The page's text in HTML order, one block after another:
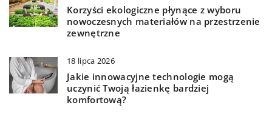
Korzyści ekologiczne płynące z wyboru
nowoczesnych materiałów na przestrzenie
zewnętrzne
18 lipca 2026
Jakie innowacyjne technologie mogą
uczynić Twoją łazienkę bardziej
komfortową?